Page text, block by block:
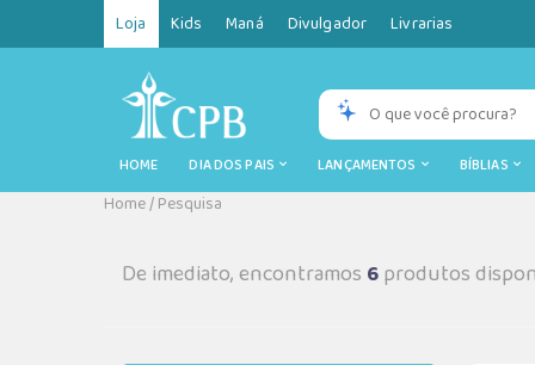
Loja Kids Maná Divulgador Livrarias
HOME DIA DOS PAIS LANÇAMENTOS BÍBLIAS
Home/Pesquisa
De imediato, encontramos 6produtos